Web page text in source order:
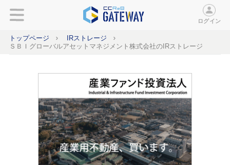
ログイン
トップページ
IRストレージ
ＳＢＩグローバルアセットマネジメント株式会社のIRストレージ